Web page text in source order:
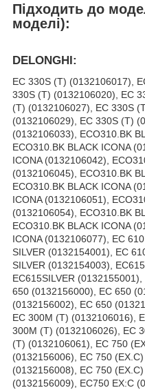
Підходить до
моделі):
DELONGHI:
EC 330S (T) (0132106017),
330S (T) (0132106020), EC
(T) (0132106027), EC 330S
(0132106029), EC 330S (T)
(0132106033), ECO310.BK
ECO310.BK BLACK ICONA
ICONA (0132106042),
(0132106045), ECO310.BK
ECO310.BK BLACK ICONA
ICONA (0132106051),
(0132106054), ECO310.BK
ECO310.BK BLACK ICONA
ICONA (0132106077), EC
SILVER (0132154001), EC
SILVER (0132154003),
EC615SILVER
650 (0132156000), EC 650
(0132156002), EC 650
EC 300M (T) (0132106016),
300M (T) (0132106026), EC
(T) (0132106061), EC 750
(0132156006), EC 750
(0132156008), EC 750
(0132156009), EC750 EX:C